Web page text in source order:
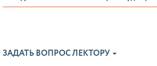
ЗАДАТЬ ВОПРОС ЛЕКТОРУ